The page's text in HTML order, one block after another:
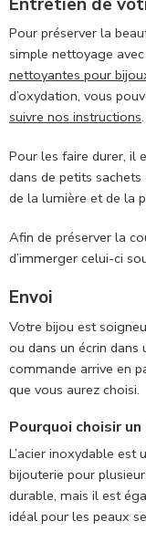
Pour préserver la
simple nettoyage
nettoyantes pour
d’oxydation, vous
suivre nos instructions.
Pour les faire durer, il
dans de petits sachets
de la lumière et de la
Afin de préserver la
d’immerger celui-ci
Envoi
Votre bijou est
ou dans un écrin
commande arrive en
que vous aurez choisi.
Pourquoi choisir
L’acier inoxydable est
bijouterie pour
durable, mais il est
idéal pour les peaux